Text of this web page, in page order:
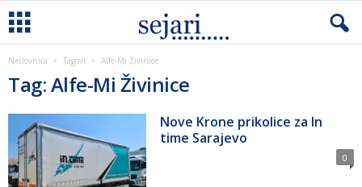
Naslovnica Tagovi Alfe-Mi Živinice
Tag: Alfe-Mi Živinice
Nove Krone prikolice za In
time Sarajevo
0